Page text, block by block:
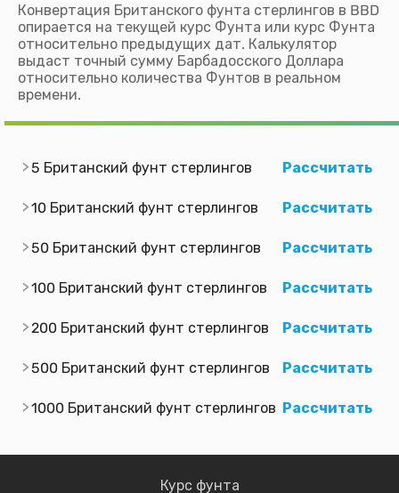
Конвертация Британского фунта стерлингов в BBD
опирается на текущей курс Фунта или курс Фунта
относительно предыдущих дат. Калькулятор
выдаст точный сумму Барбадосского Доллара
относительно количества Фунтов в реальном
времени.
5 Британский фунт стерлингов Рассчитать
10 Британский фунт стерлингов Рассчитать
50 Британский фунт стерлингов Рассчитать
100 Британский фунт стерлингов Рассчитать
200 Британский фунт стерлингов Рассчитать
500 Британский фунт стерлингов Рассчитать
1000 Британский фунт стерлингов Рассчитать
Курс фунта